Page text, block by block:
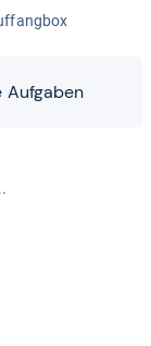
Auf­ga­ben